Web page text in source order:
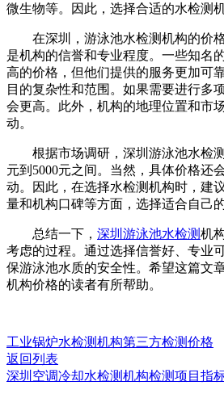
微生物等。因此，选择合适的水检测
在深圳，游泳池水检测机构的价
是机构的信誉和专业程度。一些知名
高的价格，但他们提供的服务更加可
目的复杂性和范围。如果需要进行多
会更高。此外，机构的地理位置和市
动。
根据市场调研，深圳游泳池水检测
元到5000元之间。当然，具体价格还
动。因此，在选择水检测机构时，建
量和机构口碑等方面，选择适合自己的
总结一下， 深圳游泳池水检测机
考虑的过程。通过选择信誉好、专业
保游泳池水质的安全性。希望这篇文
机构价格的读者有所帮助。
工业锅炉水检测机构第三方检测价格
返回列表
深圳空调冷却水检测机构检测项目指